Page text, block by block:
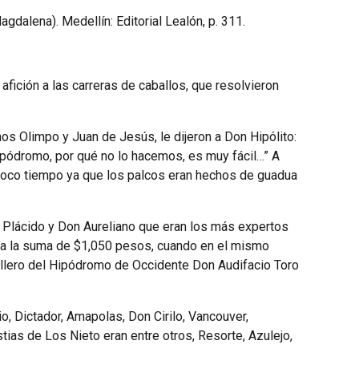
Medellín: Editorial Lealón, p. 311.
a las carreras de caballos, que resolvieron
Olimpo y Juan de Jesús, le dijeron a Don Hipólito:
por qué no lo hacemos, es muy fácil…” A
tiempo ya que los palcos eran hechos de guadua
y Don Aureliano que eran los más expertos
la suma de $1,050 pesos, cuando en el mismo
del Hipódromo de Occidente Don Audifacio Toro
Amapolas, Don Cirilo, Vancouver,
de Los Nieto eran entre otros, Resorte, Azulejo,